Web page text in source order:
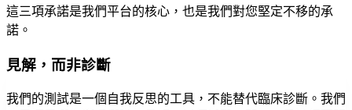
這三項承諾是我們平台的核心，也是我們對您堅定不移的承
諾。
見解，而非診斷
我們的測試是一個自我反思的工具，不能替代臨床診斷。我們